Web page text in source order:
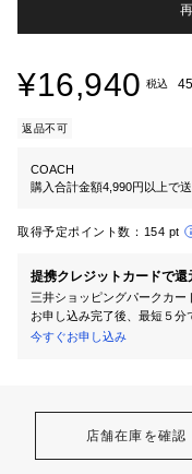
¥16,940 税込
返品不可
COACH
購入合計金額4,990円以上で
取得予定ポイント数： 154 pt
提携クレジットカードで還
三井ショッピングパークカー
お申し込み完了後、最短５分
今すぐお申し込み
店舗在庫を確認